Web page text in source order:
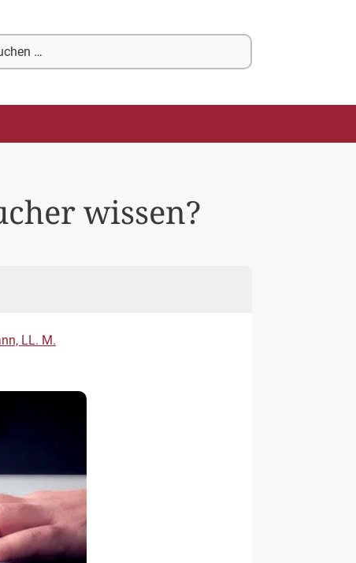
wissen?
LL. M.